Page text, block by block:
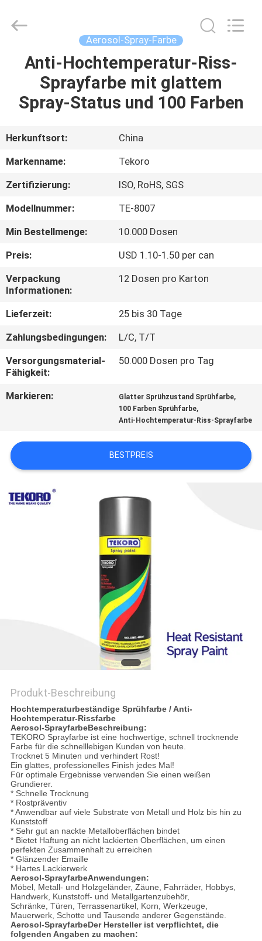
HAUSE
ÜBER
UNS
WERKSBESICHTIGUNG
QUALITÄTSKONTROLLE
KONTAKTIEREN
SIE
UNS
NEUIGKEITEN
BITTE UM
ANGEBOT
INDUSTRY
Aerosol-Spray-Farbe
Anti-Hochtemperatur-Riss-
Sprayfarbe mit glattem
Spray-Status und 100 Farben
Herkunftsort:
China
Markenname:
Tekoro
Zertifizierung:
ISO, RoHS, SGS
Modellnummer:
TE-8007
Min Bestellmenge:
10.000 Dosen
Preis:
USD 1.10-1.50 per can
Verpackung
Informationen:
12 Dosen pro Karton
Lieferzeit:
25 bis 30 Tage
Zahlungsbedingungen:
L/C, T/T
Versorgungsmaterial-
Fähigkeit:
50.000 Dosen pro Tag
Markieren: Glatter Sprühzustand Sprühfarbe,
100 Farben Sprühfarbe,
Anti-Hochtemperatur-Riss-Sprayfarbe
BESTPREIS
Produkt-Beschreibung
Hochtemperaturbeständige Sprühfarbe / Anti-
Hochtemperatur-Rissfarbe
Aerosol-SprayfarbeBeschreibung:
TEKORO Sprayfarbe ist eine hochwertige, schnell trocknende
Farbe für die schnelllebigen Kunden von heute.
Trocknet 5 Minuten und verhindert Rost!
Ein glattes, professionelles Finish jedes Mal!
Für optimale Ergebnisse verwenden Sie einen weißen
Grundierer.
* Schnelle Trocknung
* Rostpräventiv
* Anwendbar auf viele Substrate von Metall und Holz bis hin zu
Kunststoff
* Sehr gut an nackte Metalloberflächen bindet
* Bietet Haftung an nicht lackierten Oberflächen, um einen
perfekten Zusammenhalt zu erreichen
* Glänzender Emaille
* Hartes Lackierwerk
Aerosol-SprayfarbeAnwendungen:
Möbel, Metall- und Holzgeländer, Zäune, Fahrräder, Hobbys,
Handwerk, Kunststoff- und Metallgartenzubehör,
Schränke, Türen, Terrassenartikel, Korn, Werkzeuge,
Mauerwerk, Schotte und Tausende anderer Gegenstände.
Aerosol-SprayfarbeDer Hersteller ist verpflichtet, die
folgenden Angaben zu machen: